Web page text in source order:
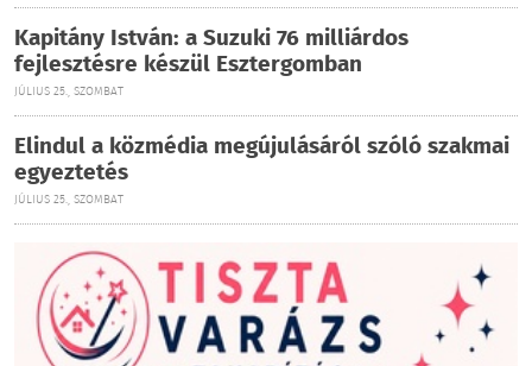
Kapitány István: a Suzuki 76 milliárdos
fejlesztésre készül Esztergomban
JÚLIUS 25., SZOMBAT
Elindul a közmédia megújulásáról szóló szakmai
egyeztetés
JÚLIUS 25., SZOMBAT